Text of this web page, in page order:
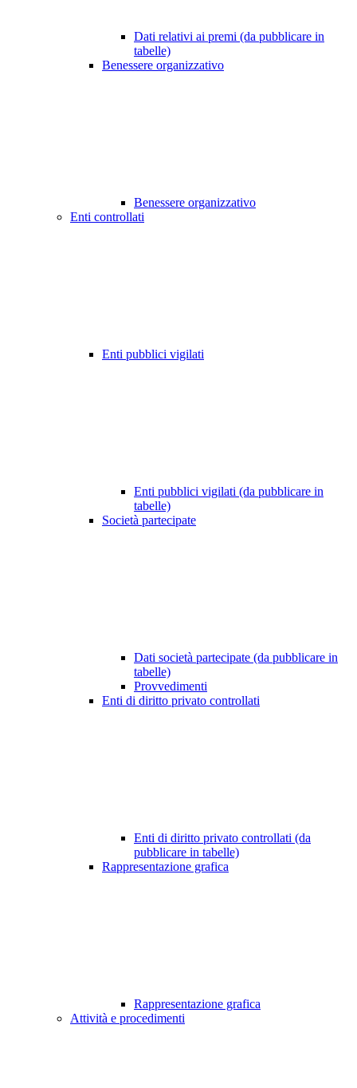
Dati relativi ai premi (da pubblicare in
tabelle)
Benessere organizzativo
Benessere organizzativo
Enti controllati
Enti pubblici vigilati
Enti pubblici vigilati (da pubblicare in
tabelle)
Società partecipate
Dati società partecipate (da pubblicare in
tabelle)
Provvedimenti
Enti di diritto privato controllati
Enti di diritto privato controllati (da
pubblicare in tabelle)
Rappresentazione grafica
Rappresentazione grafica
Attività e procedimenti